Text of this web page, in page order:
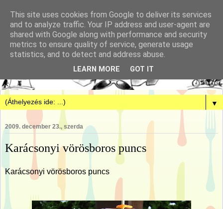
▼
2009. december 23., szerda
Karácsonyi vörösboros puncs
Karácsonyi vörösboros puncs
This site uses cookies from Google to deliver its services
and to analyze traffic. Your IP address and user-agent are
shared with Google along with performance and security
metrics to ensure quality of service, generate usage
statistics, and to detect and address abuse.
LEARN MORE GOT IT